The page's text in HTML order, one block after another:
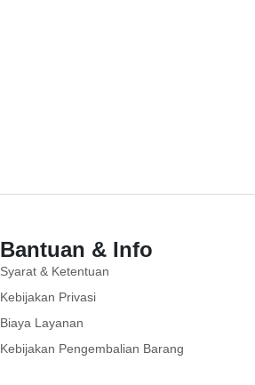
Bantuan & Info
Syarat & Ketentuan
Kebijakan Privasi
Biaya Layanan
Kebijakan Pengembalian Barang